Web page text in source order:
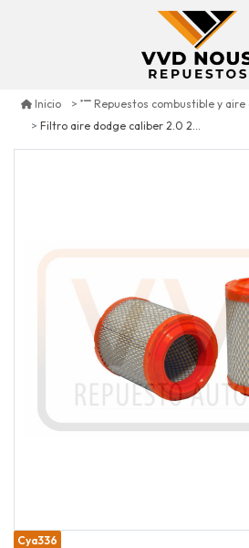
Inicio
Repuestos combustible y
Filtro aire dodge caliber 2.0 2011/2012
Cya336